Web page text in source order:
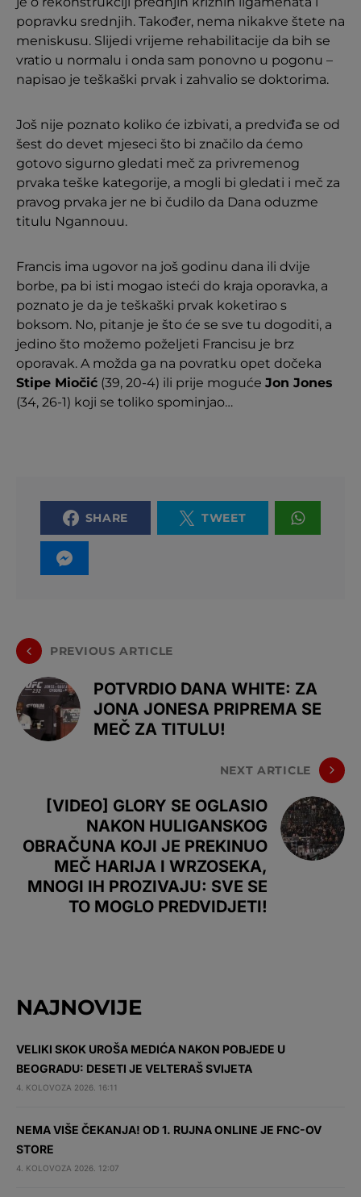
popravku srednjih. Također, nema nikakve štete na
meniskusu. Slijedi vrijeme rehabilitacije da bih se
vratio u normalu i onda sam ponovno u pogonu –
napisao je teškaški prvak i zahvalio se doktorima.
Još nije poznato koliko će izbivati, a predviđa se od
šest do devet mjeseci što bi značilo da ćemo
gotovo sigurno gledati meč za privremenog
prvaka teške kategorije, a mogli bi gledati i meč za
pravog prvaka jer ne bi čudilo da Dana oduzme
titulu Ngannouu.
Francis ima ugovor na još godinu dana ili dvije
borbe, pa bi isti mogao isteći do kraja oporavka, a
poznato je da je teškaški prvak koketirao s
boksom. No, pitanje je što će se sve tu dogoditi, a
jedino što možemo poželjeti Francisu je brz
oporavak. A možda ga na povratku opet dočeka
Stipe Miočić (39, 20-4) ili prije moguće Jon Jones
(34, 26-1) koji se toliko spominjao…
SHARE TWEET
PREVIOUS ARTICLE
POTVRDIO DANA WHITE: ZA
JONA JONESA PRIPREMA SE
MEČ ZA TITULU!
NEXT ARTICLE
[VIDEO] GLORY SE OGLASIO
NAKON HULIGANSKOG
OBRAČUNA KOJI JE PREKINUO
MEČ HARIJA I WRZOSEKA,
MNOGI IH PROZIVAJU: SVE SE
TO MOGLO PREDVIDJETI!
NAJNOVIJE
VELIKI SKOK UROŠA MEDIĆA NAKON POBJEDE U
BEOGRADU: DESETI JE VELTERAŠ SVIJETA
4. KOLOVOZA 2026. 16:11
NEMA VIŠE ČEKANJA! OD 1. RUJNA ONLINE JE FNC-OV
STORE
4. KOLOVOZA 2026. 12:07